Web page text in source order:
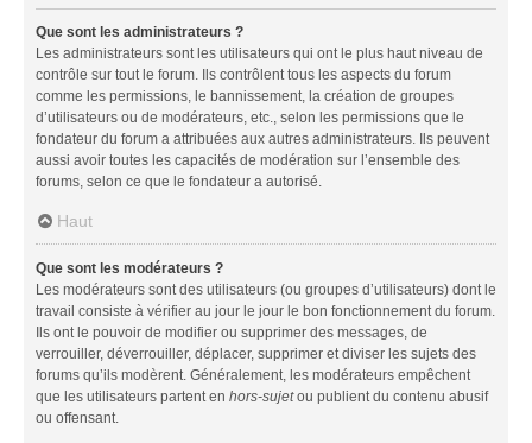
Que sont les administrateurs ?
Les administrateurs sont les utilisateurs qui ont le plus haut niveau de
contrôle sur tout le forum. Ils contrôlent tous les aspects du forum
comme les permissions, le bannissement, la création de groupes
d’utilisateurs ou de modérateurs, etc., selon les permissions que le
fondateur du forum a attribuées aux autres administrateurs. Ils peuvent
aussi avoir toutes les capacités de modération sur l’ensemble des
forums, selon ce que le fondateur a autorisé.
Haut
Que sont les modérateurs ?
Les modérateurs sont des utilisateurs (ou groupes d’utilisateurs) dont le
travail consiste à vérifier au jour le jour le bon fonctionnement du forum.
Ils ont le pouvoir de modifier ou supprimer des messages, de
verrouiller, déverrouiller, déplacer, supprimer et diviser les sujets des
forums qu’ils modèrent. Généralement, les modérateurs empêchent
que les utilisateurs partent en hors-sujetou publient du contenu abusif
ou offensant.